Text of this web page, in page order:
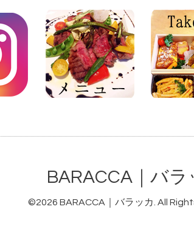
BARACCA｜バラ
©2026 BARACCA｜バラッカ. All